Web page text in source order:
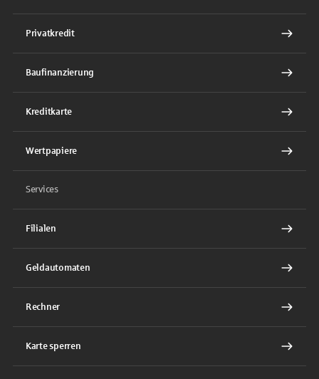
Privatkredit
Baufinanzierung
Kreditkarte
Wertpapiere
Services
Filialen
Geldautomaten
Rechner
Karte sperren